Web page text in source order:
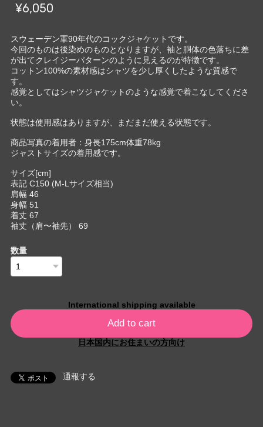
¥6,050
スウェーデン軍90年代のコックジャケットです。
今回のものは後染めのものとなりますが、袖と胴体の色落ちに差
が出てクレイジーパターンのように見えるのが特徴です。
コットン100%の素材感はシャツを少し厚くしたような質感で
す。
感覚としてはシャツジャケットのような感覚で着こなしてくださ
い。
状態は使用感はありますが、まだまだ使える状態です。
商品写真の着用者：身長175cm体重78kg
ジャストサイズの着用感です。
サイズ[cm]
表記 C150 (M-Lサイズ相当)
肩幅 46
身幅 51
着丈 67
袖丈（肩〜袖先） 69
数量
International shipping available
Add to cart
日本国内にお住まいの方向け
通報する